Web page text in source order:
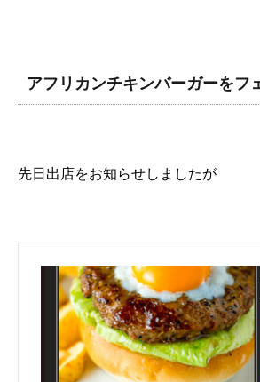
アフリカンチキンバーガーをフ
先日出店をお知らせしましたが